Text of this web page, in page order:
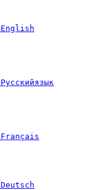
English
Русскийязык
Français
Deutsch